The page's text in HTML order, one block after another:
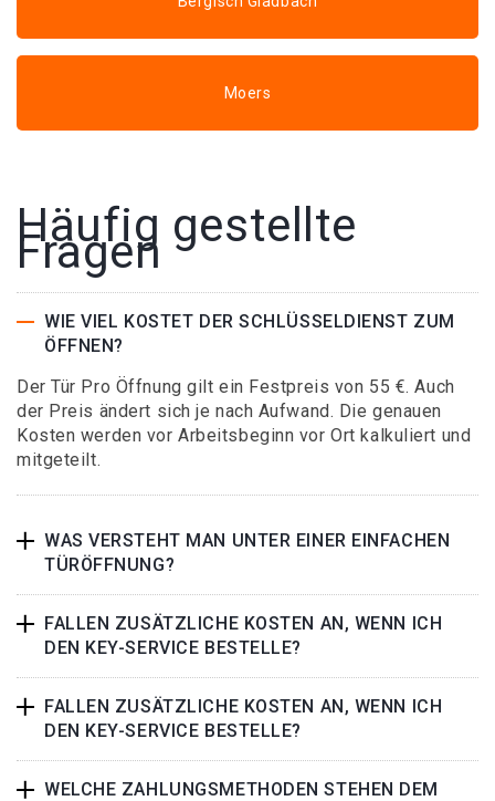
Moers
Häufig gestellte
Fragen
WIE VIEL KOSTET DER SCHLÜSSELDIENST ZUM
ÖFFNEN?
Der Tür Pro Öffnung gilt ein Festpreis von 55 €. Auch
der Preis ändert sich je nach Aufwand. Die genauen
Kosten werden vor Arbeitsbeginn vor Ort kalkuliert und
mitgeteilt.
WAS VERSTEHT MAN UNTER EINER EINFACHEN
TÜRÖFFNUNG?
FALLEN ZUSÄTZLICHE KOSTEN AN, WENN ICH
DEN KEY-SERVICE BESTELLE?
FALLEN ZUSÄTZLICHE KOSTEN AN, WENN ICH
DEN KEY-SERVICE BESTELLE?
WELCHE ZAHLUNGSMETHODEN STEHEN DEM